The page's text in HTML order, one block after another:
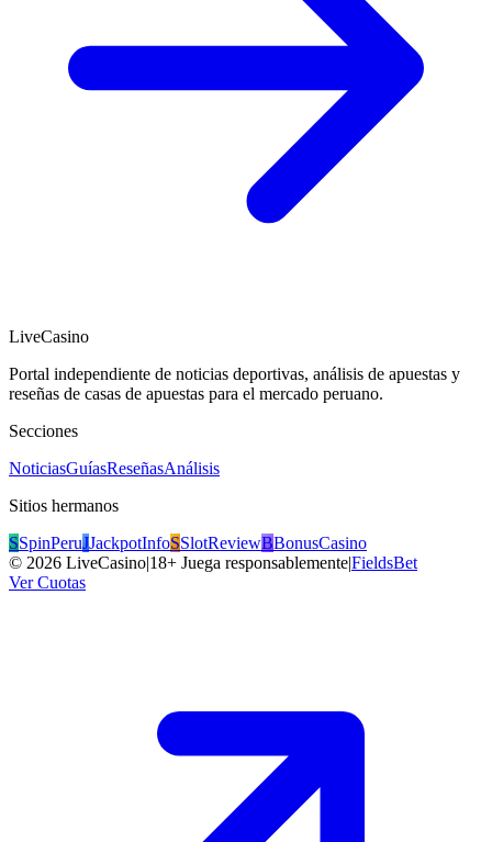
LiveCasino
Portal independiente de noticias deportivas, análisis de apuestas y
reseñas de casas de apuestas para el mercado peruano.
Secciones
NoticiasGuíasReseñasAnálisis
Sitios hermanos
SSpinPeruJJackpotInfoSSlotReviewBBonusCasino
© 2026 LiveCasino|18+ Juega responsablemente|FieldsBet
Ver Cuotas